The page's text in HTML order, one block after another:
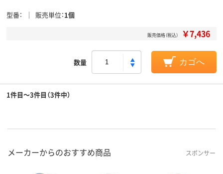
型番 販売単位 1個
販売価格（税込） ￥7,436
数量 カゴへ
1件目～3件目（3件中）
メーカーからのおすすめ商品 スポンサー